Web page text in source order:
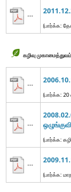
---
(பார்க்க:
கழிவு முகாமைத்துவம்
---
(பார்க்க:
---
(பார்க்க:
---
(பார்க்க: